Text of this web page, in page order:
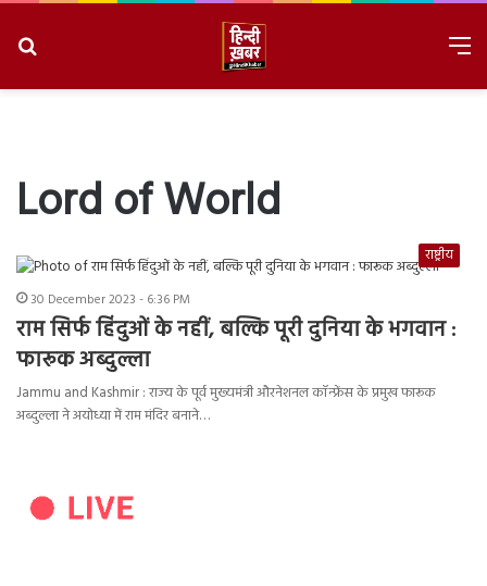
Lord of World
राष्ट्रीय
30 December 2023 - 6:36 PM
राम सिर्फ हिंदुओं के नहीं, बल्कि पूरी दुनिया के भगवान :
फारूक अब्दुल्ला
Jammu and Kashmir : राज्य के पूर्व मुख्यमंत्री औरनेशनल कॉन्फ्रेंस के प्रमुख फारूक
अब्दुल्ला ने अयोध्या में राम मंदिर बनाने…